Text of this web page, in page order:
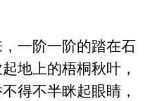
一阶一阶的踏在石
地上的梧桐秋叶，
得不半眯起眼睛，